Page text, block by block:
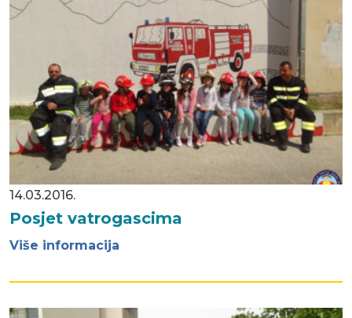
14.03.2016.
Posjet vatrogascima
Više informacija